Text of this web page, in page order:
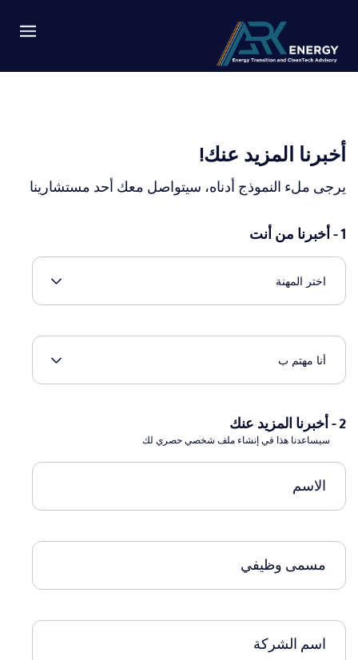
أخبرنا المزيد عنك!
يرجى ملء النموذج أدناه، سيتواصل معك أحد مستشارينا
1 - أخبرنا من أنت
2 - أخبرنا المزيد عنك
سيساعدنا هذا في إنشاء ملف شخصي حصري لك